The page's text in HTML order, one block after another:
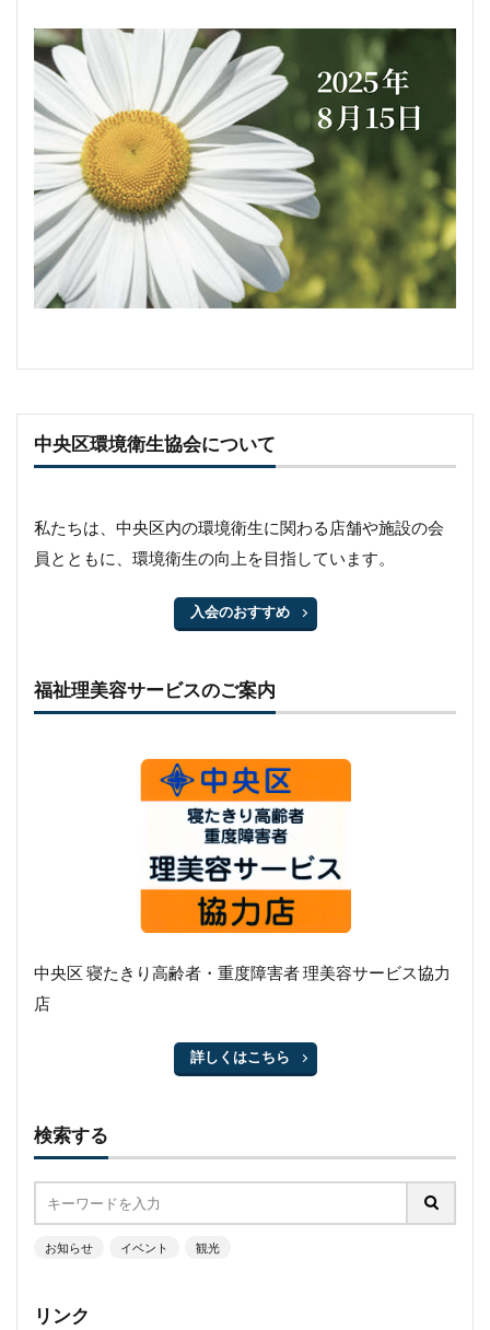
中央区環境衛生協会について
私たちは、中央区内の環境衛生に関わる店舗や施設の会
員とともに、環境衛生の向上を目指しています。
入会のおすすめ
福祉理美容サービスのご案内
中央区 寝たきり高齢者・重度障害者 理美容サービス協力
店
詳しくはこちら
検索する
お知らせ イベント 観光
リンク